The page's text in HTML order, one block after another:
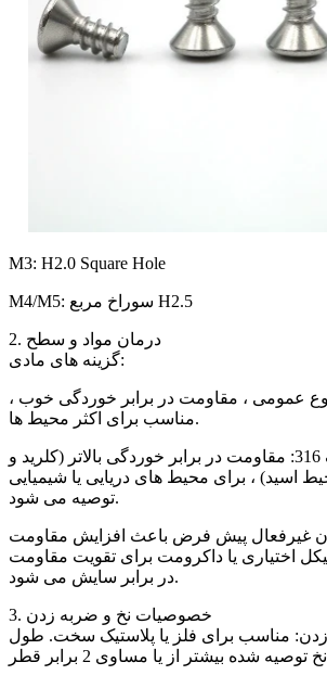
M3: H2.0 Square Hole
M4/M5: سوراخ مربع H2.5
2. درمان مواد و سطح
گزینه های مادی:
عمومی ، مقاومت در برابر خوردگی خوب ،
مناسب برای اکثر محیط ها.
فولاد ضد زنگ 316: مقاومت در برابر خوردگی بالاتر (کلرید و
اسید) ، برای محیط های دریایی یا شیمیایی
توصیه می شود.
غیرفعال پیش فرض باعث افزایش مقاومت
اختیاری یا داکرومت برای تقویت مقاومت
در برابر سایش می شود.
3. خصوصیات نخ و ضربه زدن
مناسب برای فلز یا پلاستیک سخت. طول